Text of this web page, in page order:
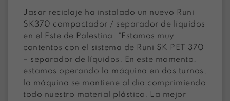
Jasar reciclaje ha instalado un nuevo Runi
SK370 compactador / separador de líquidos
en el Este de Palestina. “Estamos muy
contentos con el sistema de Runi SK PET 370
– separador de líquidos. En este momento,
estamos operando la máquina en dos turnos,
la máquina se mantiene al día comprimiendo
todo nuestro material plástico. La mejor